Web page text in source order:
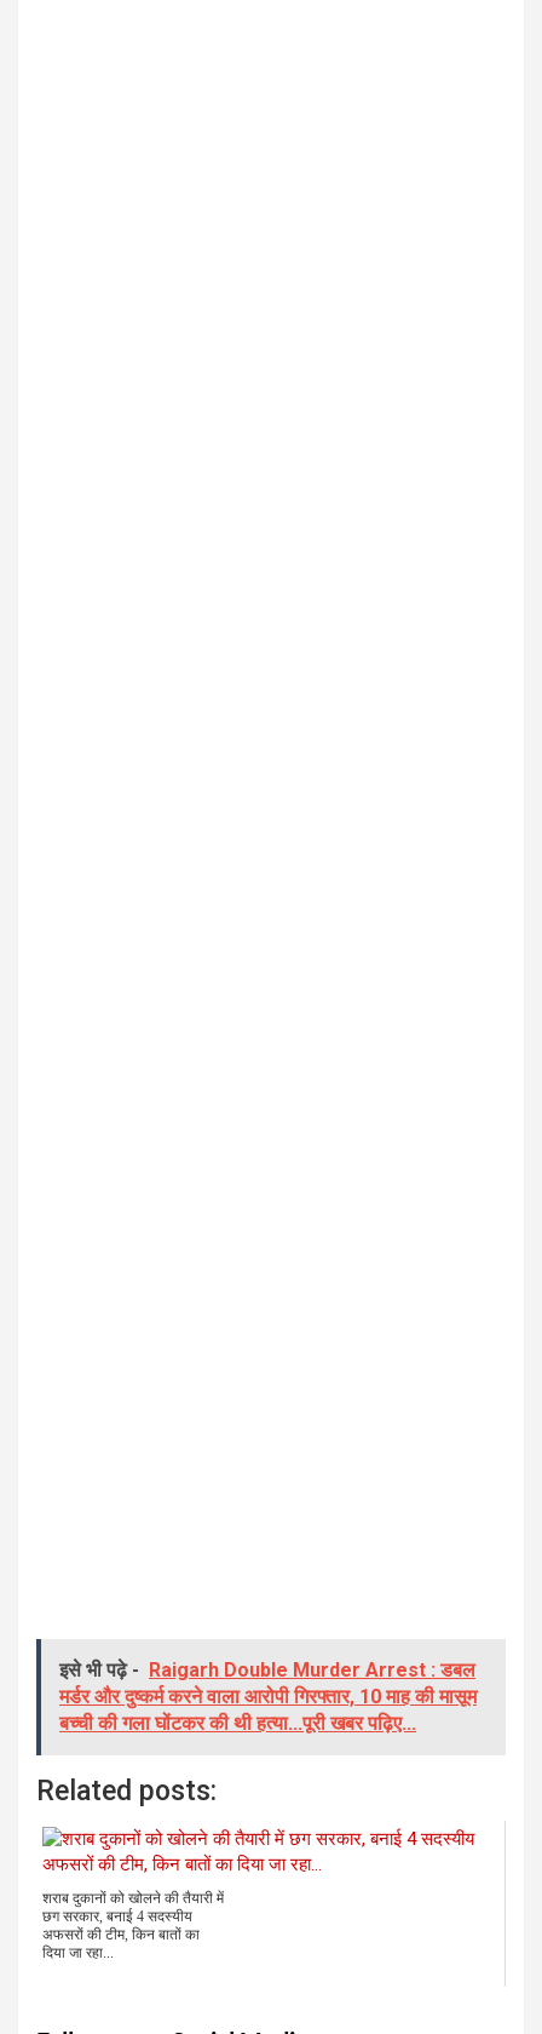
इसे भी पढ़े -
Raigarh Double Murder Arrest : डबल
मर्डर और दुष्कर्म करने वाला आरोपी गिरफ्तार, 10 माह की मासूम
बच्ची की गला घोंटकर की थी हत्या...पूरी खबर पढ़िए...
Related posts:
शराब दुकानों को खोलने की तैयारी में
छग सरकार, बनाई 4 सदस्यीय
अफसरों की टीम, किन बातों का
दिया जा रहा...